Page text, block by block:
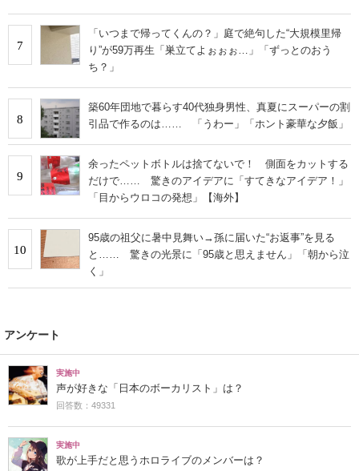
7
「いつまで帰ってくんの？」庭で絶句した“大規模里帰
り”が59万再生「巣立てよぉぉぉ…」「ずっとのおう
ち？」
8
築60年団地で暮らす40代独身男性、真夏にスーパーの割
引品で作るのは…… 「うわー」「ホント豪華な夕飯」
9
余ったペットボトルは捨てないで！ 側面をカットする
だけで…… 驚きのアイデアに「すてきなアイデア！」
「目からウロコの発想」【海外】
10
95歳の祖父に暑中見舞い→孫に届いた“お返事”を見る
と…… 驚きの光景に「95歳と思えません」「朝から泣
く」
アンケート
実施中
声が好きな「日本のボーカリスト」は？
回答数：49331
実施中
歌が上手だと思うホロライブのメンバーは？